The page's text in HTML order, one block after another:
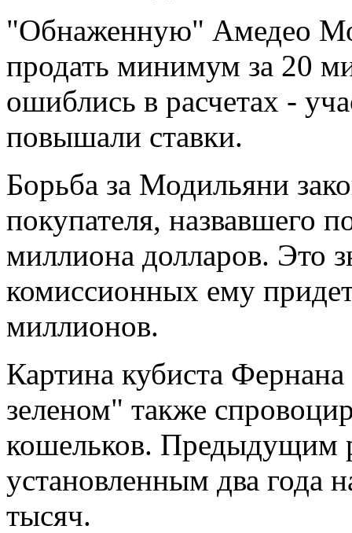
"Обнаженную" Амедео
продать минимум за 20
ошиблись в расчетах -
повышали ставки.
Борьба за Модильяни
покупателя, назвавшего
миллиона долларов. Это
комиссионных ему
миллионов.
Картина кубиста
зеленом" также
кошельков. Предыдущим
установленным два года
тысяч.